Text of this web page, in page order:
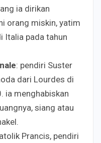
ia dirikan
orang miskin, yatim
Italia pada tahun
: pendiri Suster
dari Lourdes di
ia menghabiskan
siang atau
Prancis, pendiri